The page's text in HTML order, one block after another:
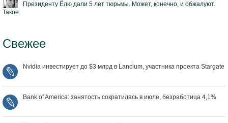
Президенту Ёлю дали 5 лет тюрьмы. Может, конечно, и обжалуют.
Такое.
Свежее
Nvidia инвестирует до $3 млрд в Lancium, участника проекта Stargate
Bank of America: занятость сократилась в июле, безработица 4,1%